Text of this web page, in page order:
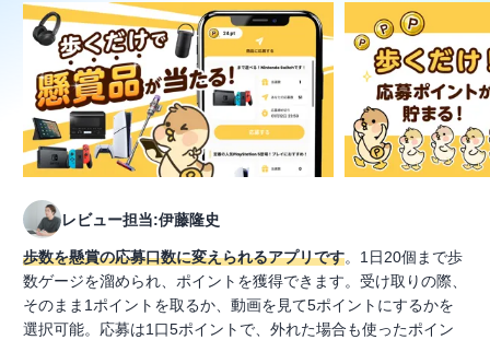
レビュー担当:伊藤隆史
歩数を懸賞の応募口数に変えられるアプリです。1日20個まで歩
数ゲージを溜められ、ポイントを獲得できます。受け取りの際、
そのまま1ポイントを取るか、動画を見て5ポイントにするかを
選択可能。応募は1口5ポイントで、外れた場合も使ったポイン